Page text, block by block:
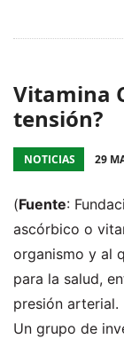
Vitamina
tensión?
NOTICIAS 29
(Fuente:
ascórbico o
organismo y al
para la salud,
presión arterial.
Un grupo de